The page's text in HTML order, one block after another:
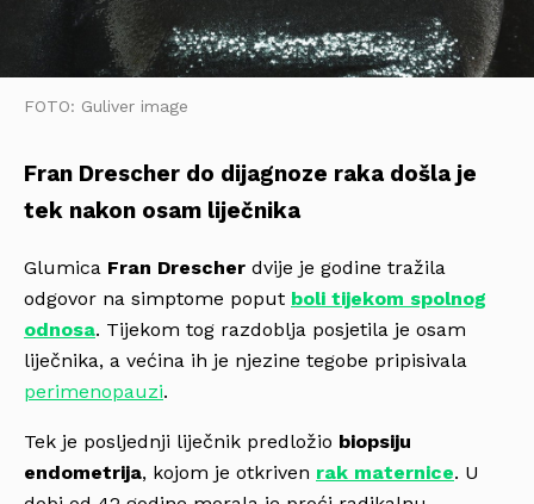
FOTO: Guliver image
Fran Drescher do dijagnoze raka došla je
tek nakon osam liječnika
Glumica Fran Drescher dvije je godine tražila
odgovor na simptome poput boli tijekom spolnog
odnosa. Tijekom tog razdoblja posjetila je osam
liječnika, a većina ih je njezine tegobe pripisivala
perimenopauzi.
Tek je posljednji liječnik predložio biopsiju
endometrija, kojom je otkriven rak maternice. U